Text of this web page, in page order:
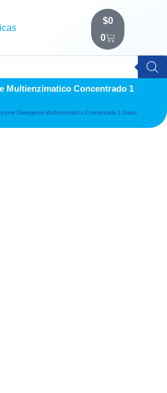
$0
0
Multienzimatico Concentrado 1
Detergente Multienzimatico Concentrado 1 Galon